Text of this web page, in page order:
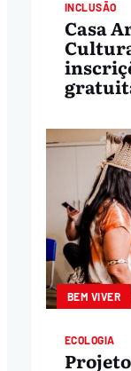
INCLUSÃO
Casa
BEM VIVER
ECOLOGIA